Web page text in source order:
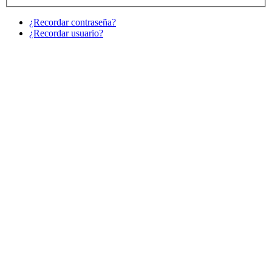
¿Recordar contraseña?
¿Recordar usuario?